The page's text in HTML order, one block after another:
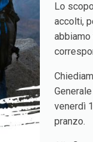
Lo
accolti,
venerdì
pranzo.